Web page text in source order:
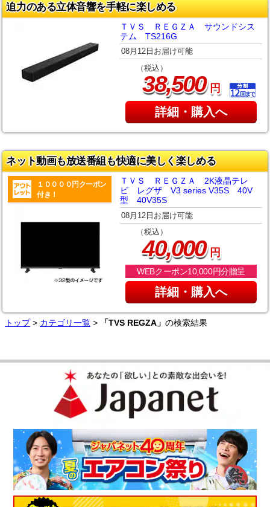
迫力のある立体音響を手軽に楽しめる
ＴＶＳ ＲＥＧＺＡ サウンドシス
テム TS216G
08月12日お届け可能
（税込）
38,500円
詳細・購入へ
ネット動画も放送番組も快適に美しく楽しめる
１００００円クーポン
付き！
ＴＶＳ ＲＥＧＺＡ 2K液晶テレ
ビ レグザ V3 series V35S 40V
型 40V35S
08月12日お届け可能
（税込）
40,000円
WEBクーポン10,000円分贈呈
詳細・購入へ
トップ> カテゴリ一覧 > 「TVS REGZA」 の検索結果